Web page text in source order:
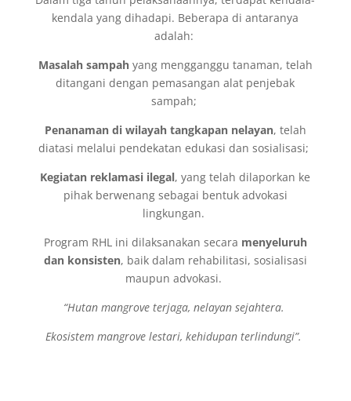
kendala yang dihadapi. Beberapa di antaranya
adalah:
Masalah sampah yang mengganggu tanaman, telah
ditangani dengan pemasangan alat penjebak
sampah;
Penanaman di wilayah tangkapan nelayan, telah
diatasi melalui pendekatan edukasi dan sosialisasi;
Kegiatan reklamasi ilegal, yang telah dilaporkan ke
pihak berwenang sebagai bentuk advokasi
lingkungan.
Program RHL ini dilaksanakan secara menyeluruh
dan konsisten, baik dalam rehabilitasi, sosialisasi
maupun advokasi.
“Hutan mangrove terjaga, nelayan sejahtera.
Ekosistem mangrove lestari, kehidupan terlindungi”.